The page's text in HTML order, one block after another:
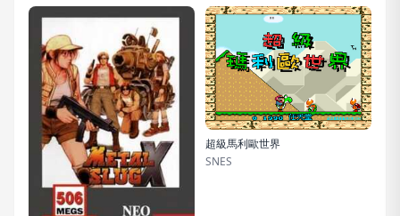
超級馬利歐世界
SNES